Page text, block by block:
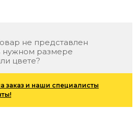
мрамора и камня
и комплектация по вашему
не представлен
нужном размере
цвете?
заказ и наши специалисты